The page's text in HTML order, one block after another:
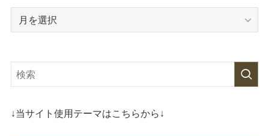
archive
↓当サイト使用テーマはこちらから↓